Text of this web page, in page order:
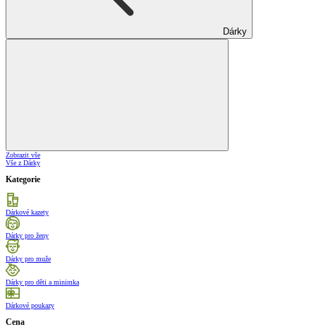
Dárky
Zobrazit vše
Vše z Dárky
Kategorie
Dárkové kazety
Dárky pro ženy
Dárky pro muže
Dárky pro děti a minimka
Dárkové poukazy
Cena